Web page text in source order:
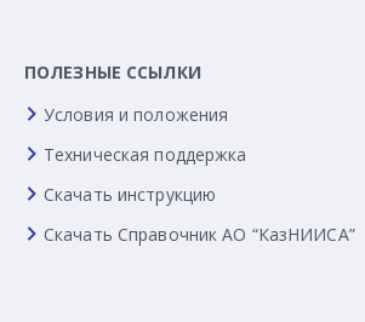
ПОЛЕЗНЫЕ ССЫЛКИ
Условия и положения
Техническая поддержка
Скачать инструкцию
Скачать Справочник АО “КазНИИСА”